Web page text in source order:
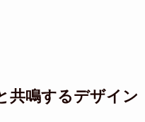
共鳴するデザイン